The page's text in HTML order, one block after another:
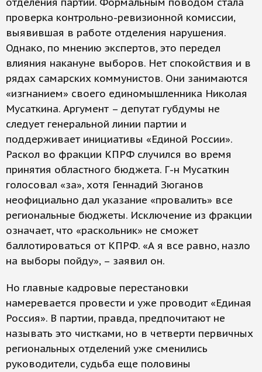
проверка контрольно-ревизионной комиссии,
выявившая в работе отделения нарушения.
Однако, по мнению экспертов, это передел
влияния накануне выборов. Нет спокойствия и в
рядах самарских коммунистов. Они занимаются
«изгнанием» своего единомышленника Николая
Мусаткина. Аргумент – депутат губдумы не
следует генеральной линии партии и
поддерживает инициативы «Единой России».
Раскол во фракции КПРФ случился во время
принятия областного бюджета. Г-н Мусаткин
голосовал «за», хотя Геннадий Зюганов
неофициально дал указание «провалить» все
региональные бюджеты. Исключение из фракции
означает, что «раскольник» не сможет
баллотироваться от КПРФ. «А я все равно, назло
на выборы пойду», – заявил он.
Но главные кадровые перестановки
намеревается провести и уже проводит «Единая
Россия». В партии, правда, предпочитают не
называть это чистками, но в четверти первичных
региональных отделений уже сменились
руководители, судьба еще половины